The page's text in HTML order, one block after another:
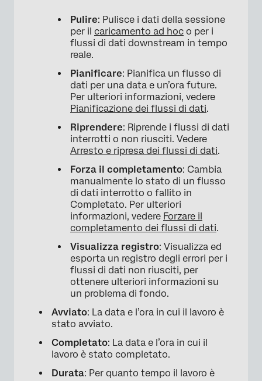
Pulire: Pulisce i dati della sessione
per il caricamento ad hoc o per i
flussi di dati downstream in tempo
reale.
Pianificare: Pianifica un flusso di
dati per una data e un’ora future.
Per ulteriori informazioni, vedere
Pianificazione dei flussi di dati.
Riprendere: Riprende i flussi di dati
interrotti o non riusciti. Vedere
Arresto e ripresa dei flussi di dati.
Forza il completamento: Cambia
manualmente lo stato di un flusso
di dati interrotto o fallito in
Completato. Per ulteriori
informazioni, vedere Forzare il
completamento dei flussi di dati.
Visualizza registro: Visualizza ed
esporta un registro degli errori per i
flussi di dati non riusciti, per
ottenere ulteriori informazioni su
un problema di fondo.
Avviato: La data e l’ora in cui il lavoro è
stato avviato.
Completato: La data e l’ora in cui il
lavoro è stato completato.
Durata: Per quanto tempo il lavoro è